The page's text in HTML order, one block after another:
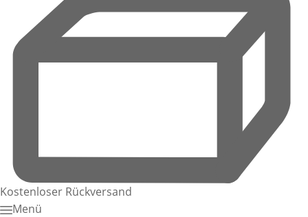
Kostenloser Rückversand
Menü